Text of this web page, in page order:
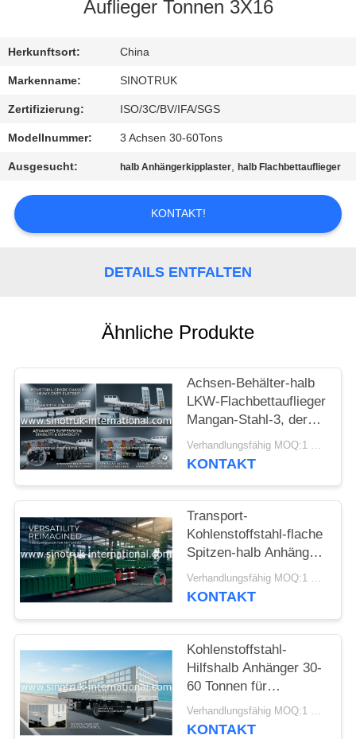
MIT
UNS
BITTE
UM
ANGEBOT
Auflieger Tonnen 3X16
Herkunftsort: China
Markenname: SINOTRUK
Zertifizierung: ISO/3C/BV/IFA/SGS
Modellnummer: 3 Achsen 30-60Tons
Ausgesucht: halb Anhängerkipplaster,halb Flachbettauflieger
KONTAKT!
DETAILS ENTFALTEN
Ähnliche Produkte
Achsen-Behälter-halb
LKW-Flachbettauflieger
Mangan-Stahl-3, der
schwere Waren
transportiert
Verhandlungsfähig MOQ:1 EINHEIT
KONTAKT
Transport-
Kohlenstoffstahl-flache
Spitzen-halb Anhänger
30-60 Tonnen halb
Korn-Anhänger-
Verhandlungsfähig MOQ:1 EINHEIT
KONTAKT
Kohlenstoffstahl-
Hilfshalb Anhänger 30-
60 Tonnen für
speziellen Waren-
Transport
Verhandlungsfähig MOQ:1 EINHEIT
KONTAKT